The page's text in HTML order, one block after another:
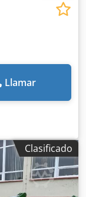
Llamar
Clasificado